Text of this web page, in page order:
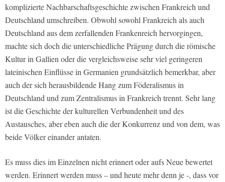
komplizierte Nachbarschaftsgeschichte zwischen Frankreich und
Deutschland umschreiben. Obwohl sowohl Frankreich als auch
Deutschland aus dem zerfallenden Frankenreich hervorgingen,
machte sich doch die unterschiedliche Prägung durch die römische
Kultur in Gallien oder die vergleichsweise sehr viel geringeren
lateinischen Einflüsse in Germanien grundsätzlich bemerkbar, aber
auch der sich herausbildende Hang zum Föderalismus in
Deutschland und zum Zentralismus in Frankreich trennt. Sehr lang
ist die Geschichte der kulturellen Verbundenheit und des
Austausches, aber eben auch die der Konkurrenz und von dem, was
beide Völker einander antaten.
Es muss dies im Einzelnen nicht erinnert oder aufs Neue bewertet
werden. Erinnert werden muss – und heute mehr denn je -, dass vor